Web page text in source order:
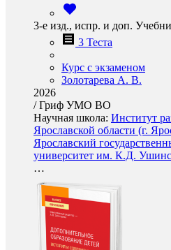
3-е изд., испр. и доп.
3 Теста
Курс с экзаменом
Золотарева А. В.
2026
/Гриф УМО ВО
Научная школа: Институт
Ярославской области (г.
Ярославский
университет им. К.Д.
…